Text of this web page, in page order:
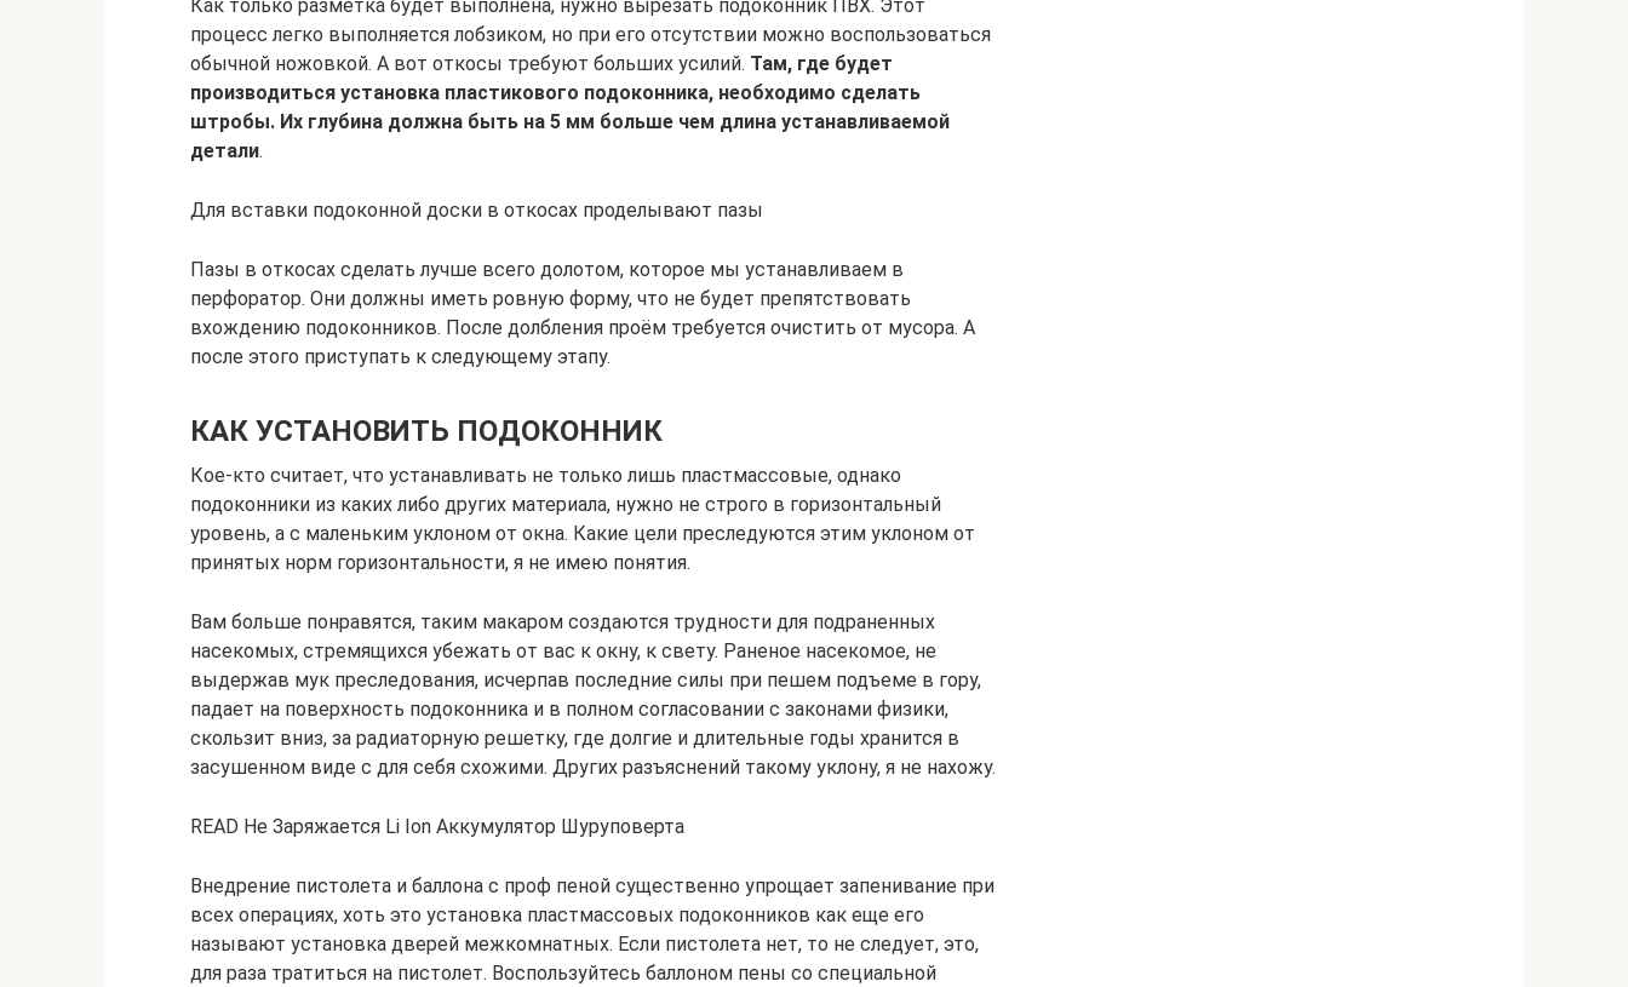
Как только разметка будет выполнена, нужно вырезать подоконник ПВХ. Этот
процесс легко выполняется лобзиком, но при его отсутствии можно воспользоваться
обычной ножовкой. А вот откосы требуют больших усилий. Там, где будет
производиться установка пластикового подоконника, необходимо сделать
штробы. Их глубина должна быть на 5 мм больше чем длина устанавливаемой
детали.
Для вставки подоконной доски в откосах проделывают пазы
Пазы в откосах сделать лучше всего долотом, которое мы устанавливаем в
перфоратор. Они должны иметь ровную форму, что не будет препятствовать
вхождению подоконников. После долбления проём требуется очистить от мусора. А
после этого приступать к следующему этапу.
КАК УСТАНОВИТЬ ПОДОКОННИК
Кое-кто считает, что устанавливать не только лишь пластмассовые, однако
подоконники из каких либо других материала, нужно не строго в горизонтальный
уровень, а с маленьким уклоном от окна. Какие цели преследуются этим уклоном от
принятых норм горизонтальности, я не имею понятия.
Вам больше понравятся, таким макаром создаются трудности для подраненных
насекомых, стремящихся убежать от вас к окну, к свету. Раненое насекомое, не
выдержав мук преследования, исчерпав последние силы при пешем подъеме в гору,
падает на поверхность подоконника и в полном согласовании с законами физики,
скользит вниз, за радиаторную решетку, где долгие и длительные годы хранится в
засушенном виде с для себя схожими. Других разъяснений такому уклону, я не нахожу.
READ Не Заряжается Li Ion Аккумулятор Шуруповерта
Внедрение пистолета и баллона с проф пеной существенно упрощает запенивание при
всех операциях, хоть это установка пластмассовых подоконников как еще его
называют установка дверей межкомнатных. Если пистолета нет, то не следует, это,
для раза тратиться на пистолет. Воспользуйтесь баллоном пены со специальной